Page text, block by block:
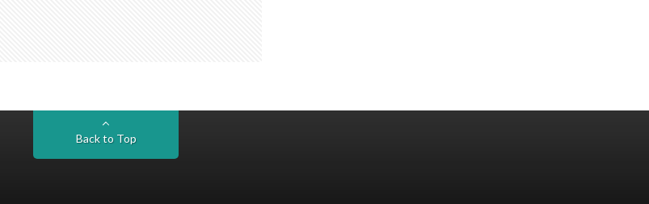
Back to Top